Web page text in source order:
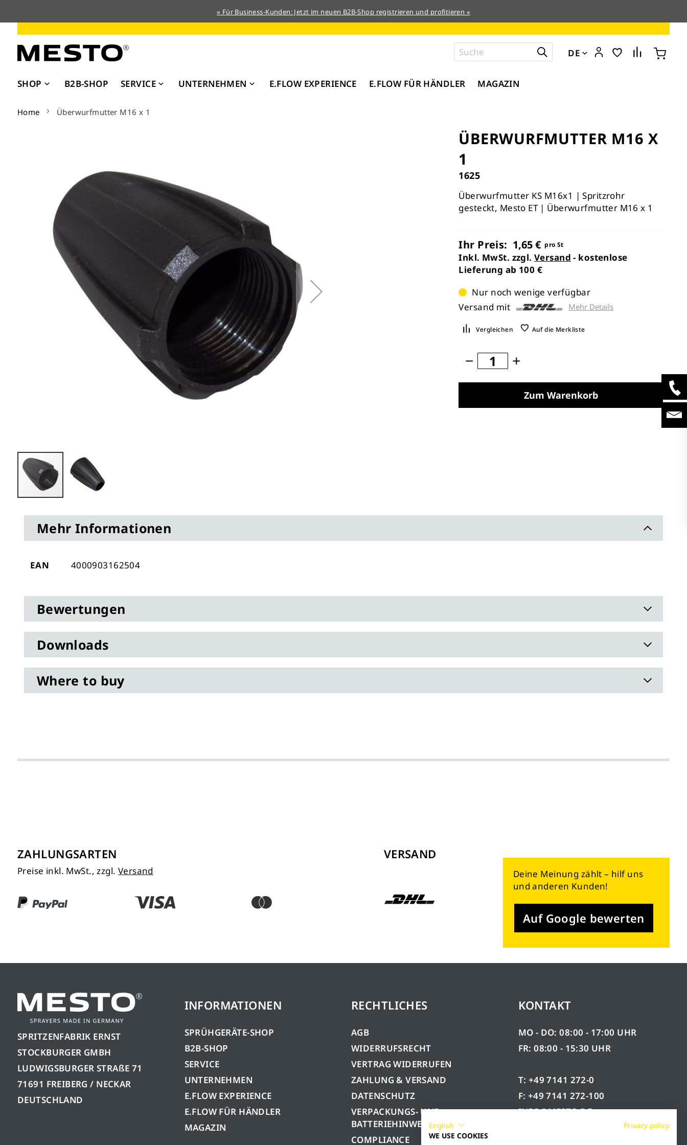
» Für Business-Kunden: Jetzt im neuen B2B-Shop registrieren und profitieren «
Inhalt
DE
SHOP B2B-SHOP SERVICE UNTERNEHMEN E.FLOW EXPERIENCE E.FLOW FÜR HÄNDLER MAGAZIN
Home Überwurfmutter M16 x 1
Anfang
Bildergalerie
ÜBERWURFMUTTER M16 X
1
1625
Überwurfmutter KS M16x1 | Spritzrohr
gesteckt, Mesto ET | Überwurfmutter M16 x 1
Ihr Preis: 1,65 € pro St
Inkl. MwSt. zzgl.Versand - kostenlose
Lieferung ab 100 €
Nur noch wenige verfügbar
Versand mit
Mehr Details
Vergleichen Auf die Merkliste
Zum Warenkorb
Mehr Informationen
Mehr
EAN 4000903162504
Bewertungen
Downloads
Where to buy
ZAHLUNGSARTEN
Preise inkl. MwSt., zzgl. Versand
VERSAND
Deine Meinung zählt – hilf uns
und anderen Kunden!
Auf Google bewerten
SPRITZENFABRIK ERNST
STOCKBURGER GMBH
LUDWIGSBURGER STRAßE 71
71691 FREIBERG / NECKAR
DEUTSCHLAND
INFORMATIONEN
SPRÜHGERÄTE-SHOP
B2B-SHOP
SERVICE
UNTERNEHMEN
E.FLOW EXPERIENCE
E.FLOW FÜR HÄNDLER
MAGAZIN
RECHTLICHES
AGB
WIDERRUFSRECHT
VERTRAG WIDERRUFEN
ZAHLUNG & VERSAND
DATENSCHUTZ
VERPACKUNGS- UND
BATTERIEHINWEISE
COMPLIANCE
KONTAKT
MO - DO: 08:00 - 17:00 UHR
FR: 08:00 - 15:30 UHR
T: +49 7141 272-0
F: +49 7141 272-100
INFO@MESTO.DE
English
Privacy policy
WE USE COOKIES